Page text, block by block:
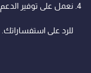
نعمل على توفير
للرد على استفساراتك.